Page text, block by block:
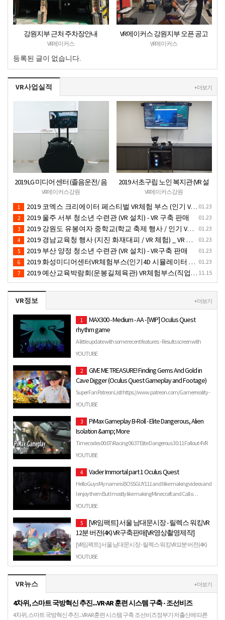
강원지부 근처 주차장안내
VR메이커스
VR메이커스 강원지부 오픈 공고
VR메이커스
등록된 글이 없습니다.
VR사업실적 + 더보기
2019 LG 미디어 센터 (졸음운전/ 음
주운전 체험 행사) VR 체험 - VR 렌탈
대여 행사
VR메이커스강원
2019 서초구립 노인 복지관 (VR 설
치) - VR 구축 판매
VR메이커스강원
01.23
1 2019 코엑스 크리에이터 페스티벌 VR체험 부스 (인기 VR 체험) - VR렌탈대여 행사
01.23
2 2019 울주 서부 청소년 수련관 (VR 설치) - VR 구축 판매
01.23
3 2019 강원도 유봉여자 중학교(학교 축제 행사 / 인기 VR 컨텐츠 ) - VR렌탈대여 행사
01.23
4 2019 경남교육청 행사 (지진 화재대피 / VR 체험) _ VR 렌탈대여행사
01.23
5 2019 부산 양정 청소년 수련관 (VR 설치) - VR구축 판매
01.23
6 2019 화성미디어센터VR체험부스(인기4D 시뮬레이터 체험)-VR렌탈대여 행사
11.15
7 2019 예산교육박람회(운봉길체육관) VR체험부스(직업진로체험 / 인기VR체험)-VR렌탈대여행사
VR정보 + 더보기
1
MAX300 - Medium - AA - [WIP] Oculus Quest
rhythm game
A little update with some recent features: - Results screen with
grade, animated score and all that - Some ui updates (m…
YOUTUBE
2
GIVE ME TREASURE! Finding Gems And Gold in
Cave Digger (Oculus Quest Gameplay and Footage)
Super Fan Patreon List! https://www.patreon.com/Gamerreality -
SteveKnows - Mimix - YumYumToons (Look them up on
YOUTUBE
3
PiMax Gameplay B-Roll - Elite Dangerous, Alien
Isolation &amp; More
Timecodes 00:07 iRacing 06:37 Elite Dangerous 30:11 Fallout 4 VR
1:02:12 Alien Isolation While producing the PiMax first…
YOUTUBE
4 Vader Immortal part 1 Oculus Quest
Hello Guys My name is BOSSGUY111 and I like making videos and
I enjoy them But I mostly like making Minecraft and Call o…
YOUTUBE
5
[VR임팩트] 서울 남대문시장 - 릴렉스 워킹VR
12분 버전(4K) VR구축판매[VR영상촬영제작]
[VR임팩트] 서울 남대문시장 - 릴렉스 워킹VR 12분 버전(4K)
VR구축판매[VR영상촬영제작]- VR구축{VR일체형세트 + VR콘
텐츠포함 + 워킹시뮬레이터} VR구축/VR.
YOUTUBE
VR뉴스 + 더보기
4차위, 스마트 국방혁신 추진...VR·AR 훈련 시스템 구축 - 조선비즈
4차위, 스마트 국방혁신 추진...VR·AR 훈련 시스템 구축 조선비즈정부가 저출산에 따른